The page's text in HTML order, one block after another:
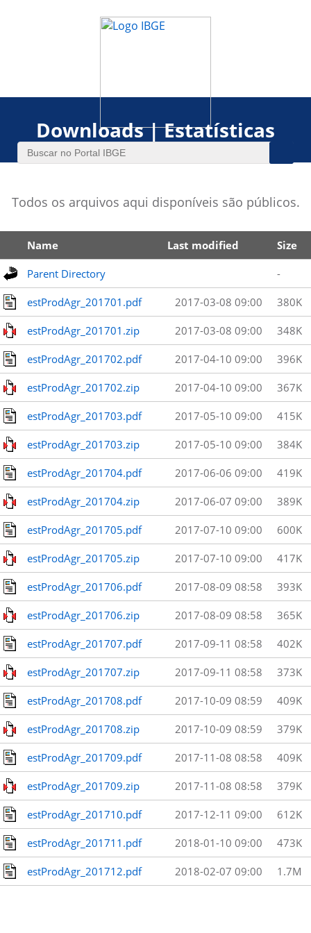
Downloads | Estatísticas
Todos os arquivos aqui disponíveis são públicos.
Name Last modified Size
Parent Directory -
estProdAgr_201701.pdf 2017-03-08 09:00 380K
estProdAgr_201701.zip 2017-03-08 09:00 348K
estProdAgr_201702.pdf 2017-04-10 09:00 396K
estProdAgr_201702.zip 2017-04-10 09:00 367K
estProdAgr_201703.pdf 2017-05-10 09:00 415K
estProdAgr_201703.zip 2017-05-10 09:00 384K
estProdAgr_201704.pdf 2017-06-06 09:00 419K
estProdAgr_201704.zip 2017-06-07 09:00 389K
estProdAgr_201705.pdf 2017-07-10 09:00 600K
estProdAgr_201705.zip 2017-07-10 09:00 417K
estProdAgr_201706.pdf 2017-08-09 08:58 393K
estProdAgr_201706.zip 2017-08-09 08:58 365K
estProdAgr_201707.pdf 2017-09-11 08:58 402K
estProdAgr_201707.zip 2017-09-11 08:58 373K
estProdAgr_201708.pdf 2017-10-09 08:59 409K
estProdAgr_201708.zip 2017-10-09 08:59 379K
estProdAgr_201709.pdf 2017-11-08 08:58 409K
estProdAgr_201709.zip 2017-11-08 08:58 379K
estProdAgr_201710.pdf 2017-12-11 09:00 612K
estProdAgr_201711.pdf 2018-01-10 09:00 473K
estProdAgr_201712.pdf 2018-02-07 09:00 1.7M